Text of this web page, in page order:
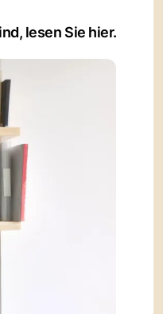
lesen Sie hier.